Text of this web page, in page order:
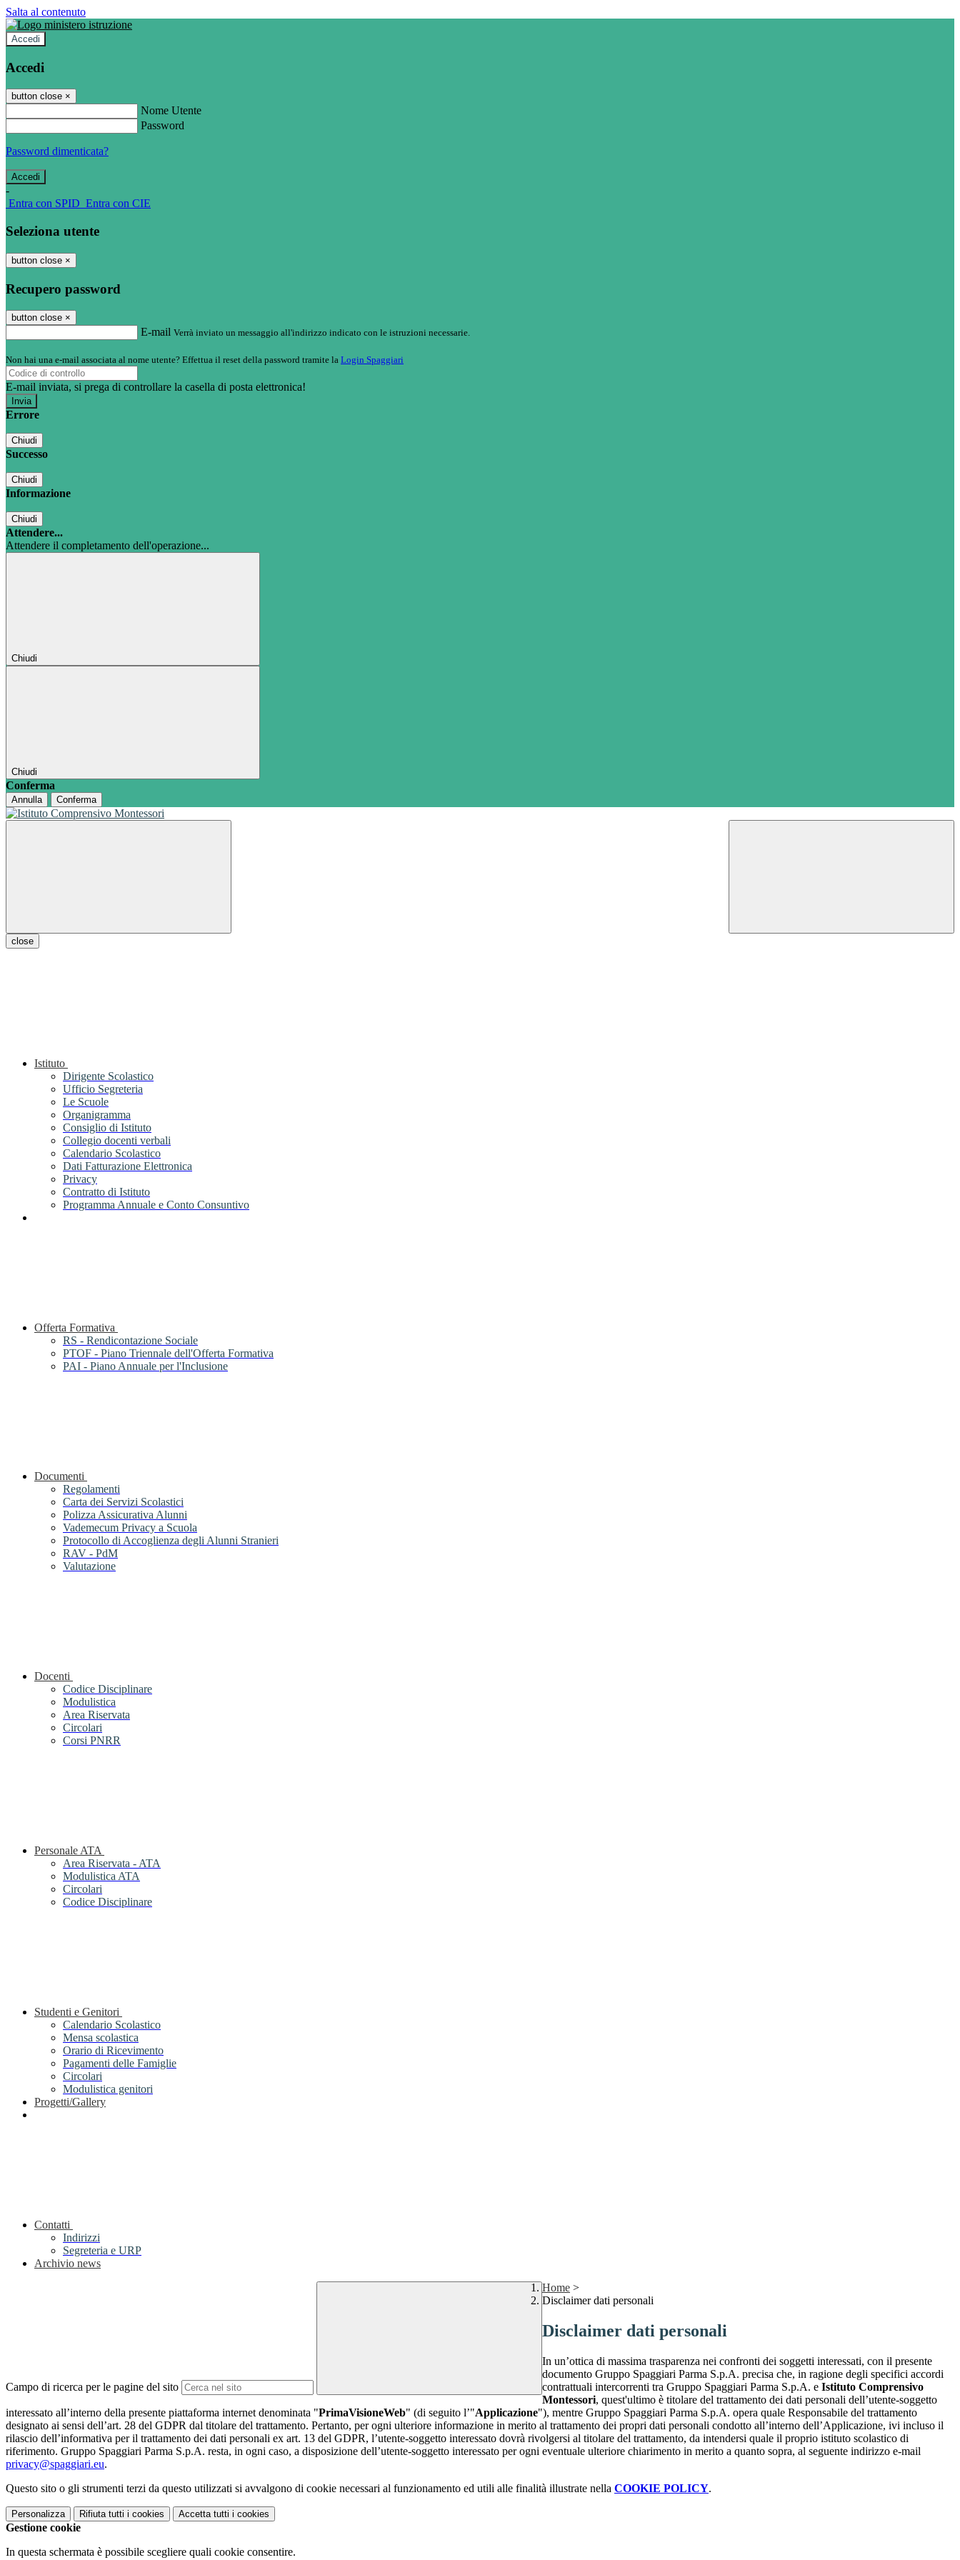
Salta al contenuto
Accedi
Accedi
button close ×
Nome Utente
Password
Password dimenticata?
-
Entra con SPID Entra con CIE
Seleziona utente
button close ×
Recupero password
button close ×
E-mail Verrà inviato un messaggio all'indirizzo indicato con le istruzioni necessarie.
Non hai una e-mail associata al nome utente? Effettua il reset della password tramite la Login Spaggiari
E-mail inviata, si prega di controllare la casella di posta elettronica!
Errore
Chiudi
Successo
Chiudi
Informazione
Chiudi
Attendere...
Attendere il completamento dell'operazione...
Chiudi
Chiudi
Conferma
Annulla Conferma
close
Istituto
Dirigente Scolastico
Ufficio Segreteria
Le Scuole
Organigramma
Consiglio di Istituto
Collegio docenti verbali
Calendario Scolastico
Dati Fatturazione Elettronica
Privacy
Contratto di Istituto
Programma Annuale e Conto Consuntivo
Offerta Formativa
RS - Rendicontazione Sociale
PTOF - Piano Triennale dell'Offerta Formativa
PAI - Piano Annuale per l'Inclusione
Documenti
Regolamenti
Carta dei Servizi Scolastici
Polizza Assicurativa Alunni
Vademecum Privacy a Scuola
Protocollo di Accoglienza degli Alunni Stranieri
RAV - PdM
Valutazione
Docenti
Codice Disciplinare
Modulistica
Area Riservata
Circolari
Corsi PNRR
Personale ATA
Area Riservata - ATA
Modulistica ATA
Circolari
Codice Disciplinare
Studenti e Genitori
Calendario Scolastico
Mensa scolastica
Orario di Ricevimento
Pagamenti delle Famiglie
Circolari
Modulistica genitori
Progetti/Gallery
Contatti
Indirizzi
Segreteria e URP
Archivio news
Campo di ricerca per le pagine del sito
Home >
Disclaimer dati personali
Disclaimer dati personali
In un’ottica di massima trasparenza nei confronti dei soggetti interessati, con il presente
documento Gruppo Spaggiari Parma S.p.A. precisa che, in ragione degli specifici accordi
contrattuali intercorrenti tra Gruppo Spaggiari Parma S.p.A. e Istituto Comprensivo
Montessori, quest'ultimo è titolare del trattamento dei dati personali dell’utente-soggetto
interessato all’interno della presente piattaforma internet denominata "PrimaVisioneWeb" (di seguito l’"Applicazione"), mentre Gruppo Spaggiari Parma S.p.A. opera quale Responsabile del trattamento
designato ai sensi dell’art. 28 del GDPR dal titolare del trattamento. Pertanto, per ogni ulteriore informazione in merito al trattamento dei propri dati personali condotto all’interno dell’Applicazione, ivi incluso il
rilascio dell’informativa per il trattamento dei dati personali ex art. 13 del GDPR, l’utente-soggetto interessato dovrà rivolgersi al titolare del trattamento, da intendersi quale il proprio istituto scolastico di
riferimento. Gruppo Spaggiari Parma S.p.A. resta, in ogni caso, a disposizione dell’utente-soggetto interessato per ogni eventuale ulteriore chiarimento in merito a quanto sopra, al seguente indirizzo e-mail
privacy@spaggiari.eu.
Questo sito o gli strumenti terzi da questo utilizzati si avvalgono di cookie necessari al funzionamento ed utili alle finalità illustrate nella COOKIE POLICY.
Personalizza Rifiuta tutti i cookies Accetta tutti i cookies
Gestione cookie
In questa schermata è possibile scegliere quali cookie consentire.